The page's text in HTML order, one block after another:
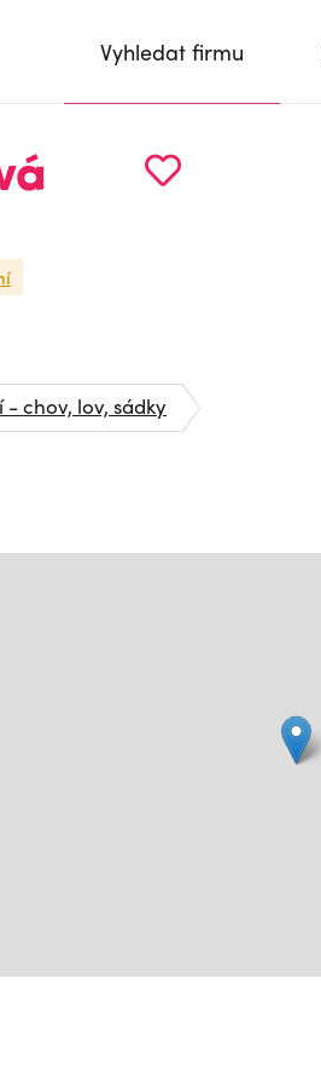
Vyhledat firmu
- chov, lov, sádky